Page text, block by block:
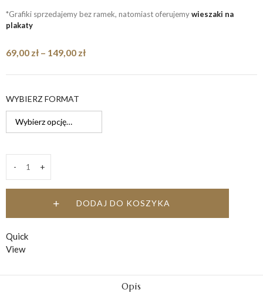
*Grafiki sprzedajemy bez ramek, natomiast oferujemywieszaki na
plakaty
69,00 zł – 149,00 złZakres
WYBIERZ FORMAT
-
Miłość
+
DODAJ DO KOSZYKA
Quick
View
Opis